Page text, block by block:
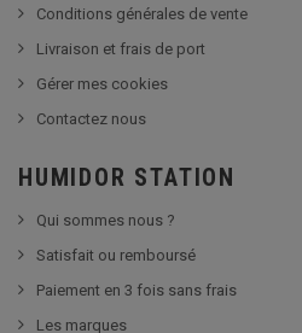
Conditions générales de vente
Livraison et frais de port
Gérer mes cookies
Contactez nous
HUMIDOR STATION
Qui sommes nous ?
Satisfait ou remboursé
Paiement en 3 fois sans frais
Les marques